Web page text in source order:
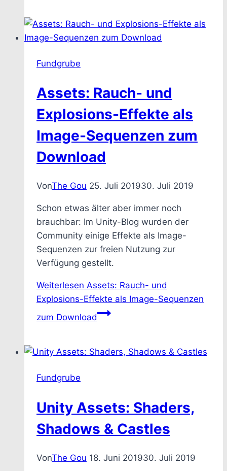
Fundgrube
Assets: Rauch- und
Explosions-Effekte als
Image-Sequenzen zum
Download
VonThe Gou 25. Juli 201930. Juli 2019
Schon etwas älter aber immer noch
brauchbar: Im Unity-Blog wurden der
Community einige Effekte als Image-
Sequenzen zur freien Nutzung zur
Verfügung gestellt.
Weiterlesen Assets: Rauch- und
Explosions-Effekte als Image-Sequenzen
zum Download
Fundgrube
Unity Assets: Shaders,
Shadows & Castles
VonThe Gou 18. Juni 201930. Juli 2019